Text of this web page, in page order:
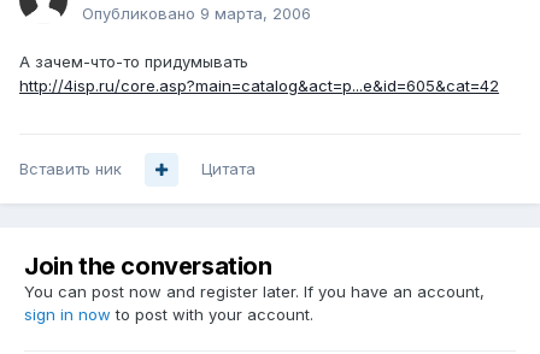
Опубликовано 9 марта, 2006
А зачем-что-то придумывать
http://4isp.ru/core.asp?main=catalog&act=p...e&id=605&cat=42
Вставить ник Цитата
Join the conversation
You can post now and register later. If you have an account,
sign in now to post with your account.